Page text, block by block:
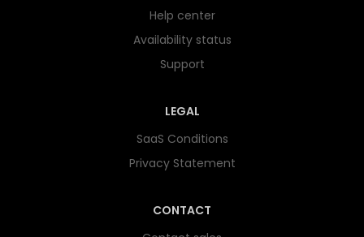
Help center
Availability status
Support
LEGAL
SaaS Conditions
Privacy Statement
CONTACT